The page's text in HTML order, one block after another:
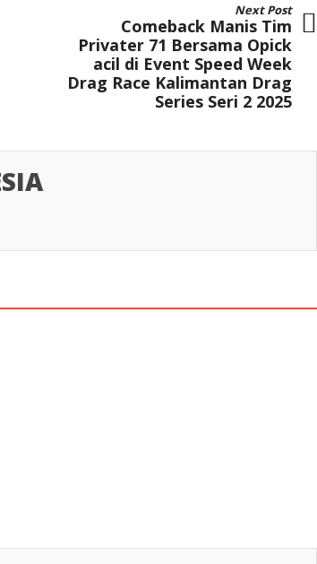
Next Post
Comeback Manis Tim
Privater 71 Bersama Opick
acil di Event Speed Week
Drag Race Kalimantan Drag
Series Seri 2 2025